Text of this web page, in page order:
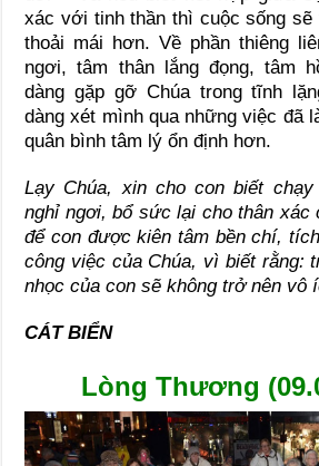
xác với tinh thần thì cuộc sống sẽ
thoải mái hơn. Về phần thiêng
ngơi, tâm thân lắng đọng, tâm
dàng gặp gỡ Chúa trong tĩnh
dàng xét mình qua những việc đã
quân bình tâm lý ổn định hơn.
Lạy Chúa, xin cho con biết
nghỉ ngơi, bổ sức lại cho thân xác
để con được kiên tâm bền chí,
công việc của Chúa, vì biết rằng:
nhọc của con sẽ không trở nên vô
CÁT BIỂN
Lòng Thương